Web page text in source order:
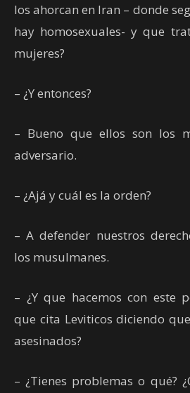
los ahorcan en Iran – donde
hay homosexuales- y que
mujeres?
– ¿Y entonces?
– Bueno que ellos son los
adversario.
– ¿Ajá y cuál es la orden?
– A defender nuestros
los musulmanes.
– ¿Y que hacemos con este
que cita Leviticos diciendo
asesinados?
– ¿Tienes problemas o qué?